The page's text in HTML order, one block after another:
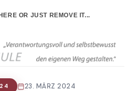
OR JUST REMOVE IT...
23. MÄRZ 2024